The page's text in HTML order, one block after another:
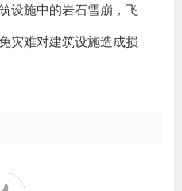
设施中的岩石雪崩，飞
灾难对建筑设施造成损